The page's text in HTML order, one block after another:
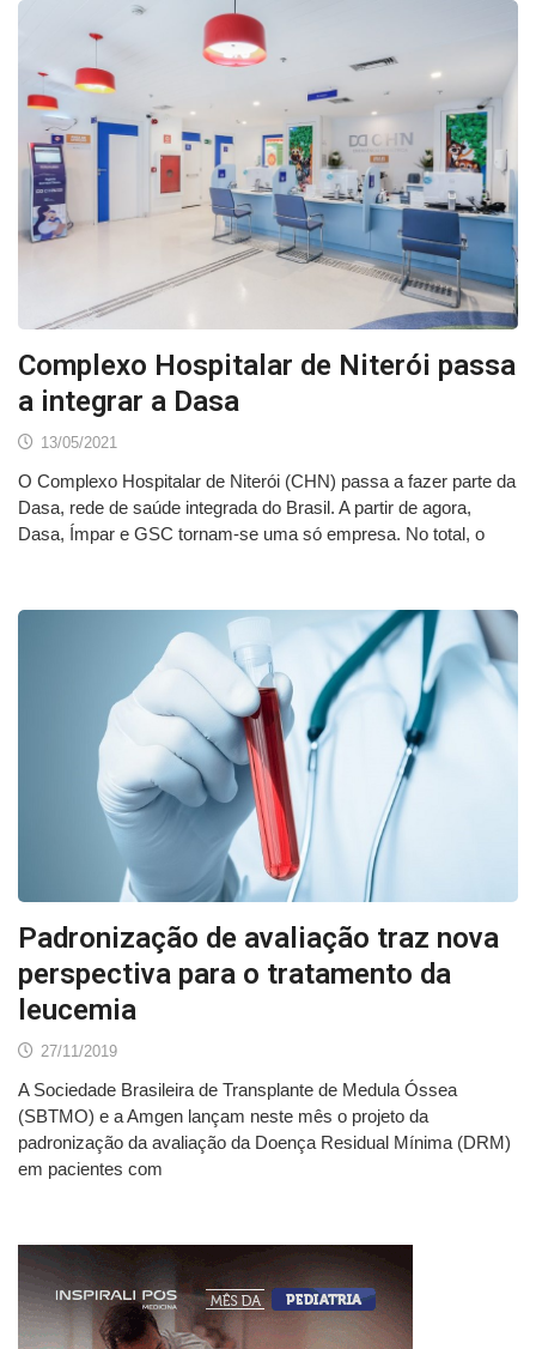
Complexo Hospitalar de Niterói passa
a integrar a Dasa
13/05/2021
O Complexo Hospitalar de Niterói (CHN) passa a fazer parte da
Dasa, rede de saúde integrada do Brasil. A partir de agora,
Dasa, Ímpar e GSC tornam-se uma só empresa. No total, o
Padronização de avaliação traz nova
perspectiva para o tratamento da
leucemia
27/11/2019
A Sociedade Brasileira de Transplante de Medula Óssea
(SBTMO) e a Amgen lançam neste mês o projeto da
padronização da avaliação da Doença Residual Mínima (DRM)
em pacientes com